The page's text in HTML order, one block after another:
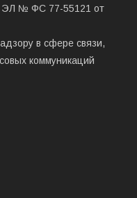
ЭЛ № ФС 77-55121 от
в сфере связи,
коммуникаций